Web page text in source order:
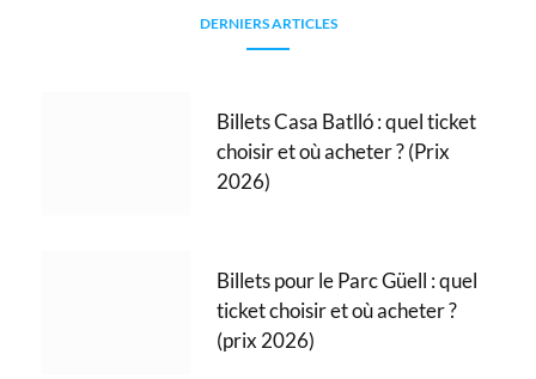
DERNIERS ARTICLES
Billets Casa Batlló : quel ticket
choisir et où acheter ? (Prix
2026)
Billets pour le Parc Güell : quel
ticket choisir et où acheter ?
(prix 2026)